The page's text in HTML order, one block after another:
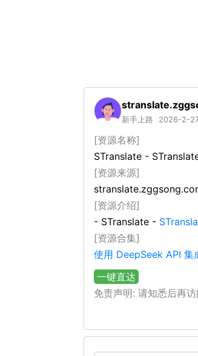
新手上路 2026-2-
[资源名称]
STranslate -
[资源来源]
[资源介绍]
- STranslate -
[资源合集]
使用 DeepSeek API 集
一键直达
免责声明: 请知悉后再